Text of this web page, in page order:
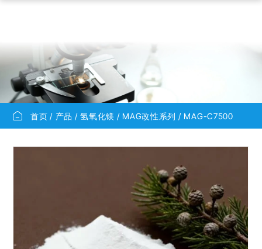
首页 产品 氢氧化镁 MAG改性系列 MAG-C7500